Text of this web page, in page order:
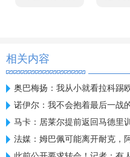
相关内容
奥巴梅扬：我从小就看拉科踢
诺伊尔：我不会抱着最后一战的
马卡：居莱尔提前返回马德里
法媒：姆巴佩可能离开耐克，